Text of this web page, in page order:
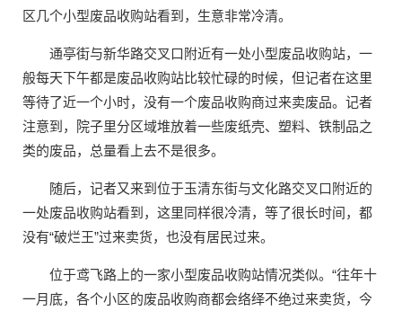
区几个小型废品收购站看到，生意非常冷清。
通亭街与新华路交叉口附近有一处小型废品收购站，一
般每天下午都是废品收购站比较忙碌的时候，但记者在这里
等待了近一个小时，没有一个废品收购商过来卖废品。记者
注意到，院子里分区域堆放着一些废纸壳、塑料、铁制品之
类的废品，总量看上去不是很多。
随后，记者又来到位于玉清东街与文化路交叉口附近的
一处废品收购站看到，这里同样很冷清，等了很长时间，都
没有“破烂王”过来卖货，也没有居民过来。
位于鸢飞路上的一家小型废品收购站情况类似。“往年十
一月底，各个小区的废品收购商都会络绎不绝过来卖货，今